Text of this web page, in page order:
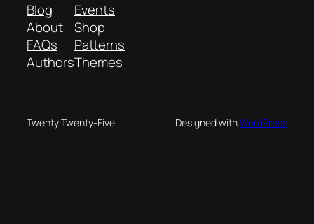
Blog
About
FAQs
Authors
Events
Shop
Patterns
Themes
Twenty Twenty-Five Designed withWordPress